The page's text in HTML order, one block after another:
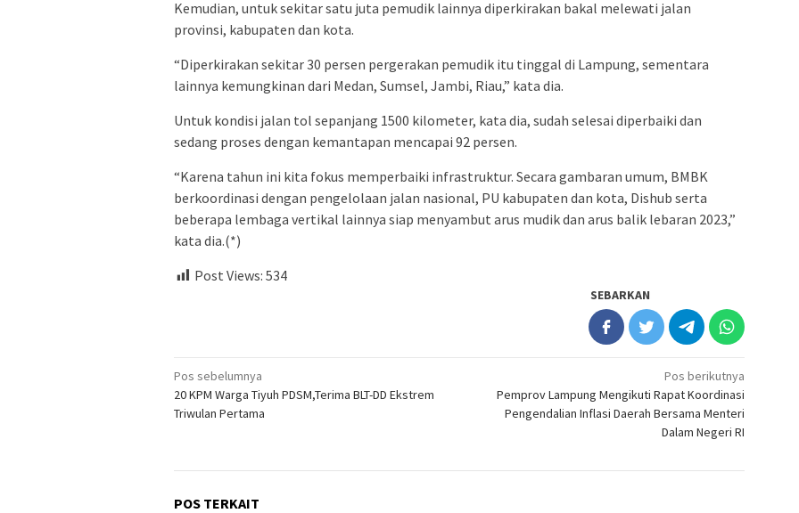
Kemudian, untuk sekitar satu juta pemudik lainnya diperkirakan bakal melewati jalan
provinsi, kabupaten dan kota.
“Diperkirakan sekitar 30 persen pergerakan pemudik itu tinggal di Lampung, sementara
lainnya kemungkinan dari Medan, Sumsel, Jambi, Riau,” kata dia.
Untuk kondisi jalan tol sepanjang 1500 kilometer, kata dia, sudah selesai diperbaiki dan
sedang proses dengan kemantapan mencapai 92 persen.
“Karena tahun ini kita fokus memperbaiki infrastruktur. Secara gambaran umum, BMBK
berkoordinasi dengan pengelolaan jalan nasional, PU kabupaten dan kota, Dishub serta
beberapa lembaga vertikal lainnya siap menyambut arus mudik dan arus balik lebaran 2023,”
kata dia.(*)
Post Views: 534
SEBARKAN
Navigasi
pos
Pos sebelumnya
20 KPM Warga Tiyuh PDSM,Terima BLT-DD Ekstrem
Triwulan Pertama
Pos berikutnya
Pemprov Lampung Mengikuti Rapat Koordinasi
Pengendalian Inflasi Daerah Bersama Menteri
Dalam Negeri RI
POS TERKAIT